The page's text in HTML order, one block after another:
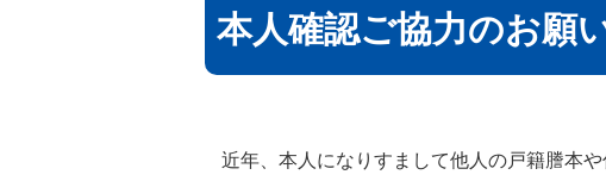
本人確認ご協力のお願
近年、本人になりすまして他人の戸籍謄本